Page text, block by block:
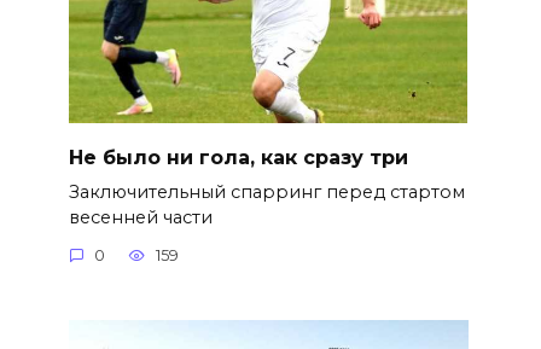
Не было ни гола, как сразу три
Заключительный спарринг перед стартом
весенней части
0 159